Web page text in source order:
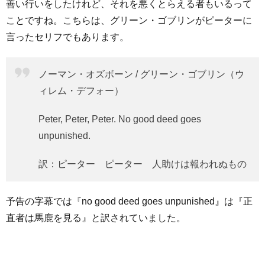
善い行いをしたけれど、それを悪くとらえる者もいるって
ことですね。こちらは、グリーン・ゴブリンがピーターに
言ったセリフでもあります。
ノーマン・オズボーン / グリーン・ゴブリン（ウ
ィレム・デフォー）
Peter, Peter, Peter. No good deed goes
unpunished.
訳：ピーター ピーター 人助けは報われぬもの
予告の字幕では『no good deed goes unpunished』は『正
直者は馬鹿を見る』と訳されていました。